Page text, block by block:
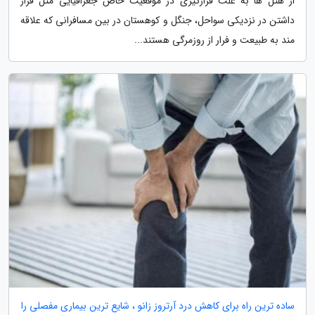
داشتن در نزدیکی سواحل، جنگل و کوهستان در بین مسافرانی که علاقه
مند به طبیعت و فرار از روزمرگی هستند...
ساده ترین راه برای کاهش درد آرتروز زانو ، شایع ترین بیماری مفصلی را